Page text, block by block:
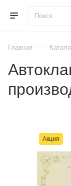
Главная —
Акция